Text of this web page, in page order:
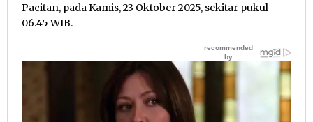
Pacitan, pada Kamis, 23 Oktober 2025, sekitar pukul
06.45 WIB.